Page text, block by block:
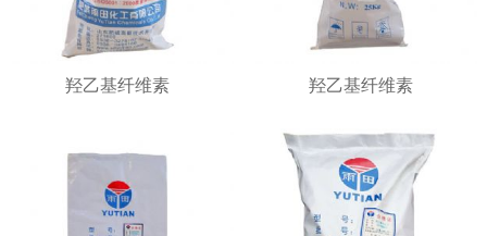
羟乙基纤维素 羟乙基纤维素